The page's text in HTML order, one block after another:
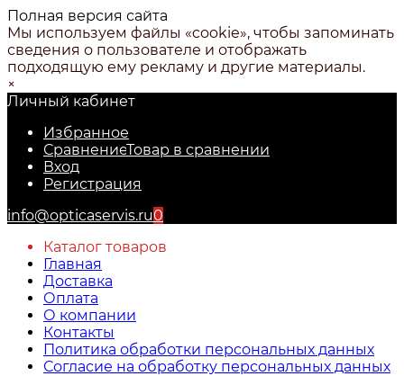
Полная версия сайта
Мы используем файлы «cookie», чтобы запоминать
сведения о пользователе и отображать
подходящую ему рекламу и другие материалы.
×
Личный кабинет
Избранное
СравнениеТовар в сравнении
Вход
Регистрация
info@opticaservis.ru0
Каталог товаров
Главная
Доставка
Оплата
О компании
Контакты
Политика обработки персональных данных
Согласие на обработку персональных данных